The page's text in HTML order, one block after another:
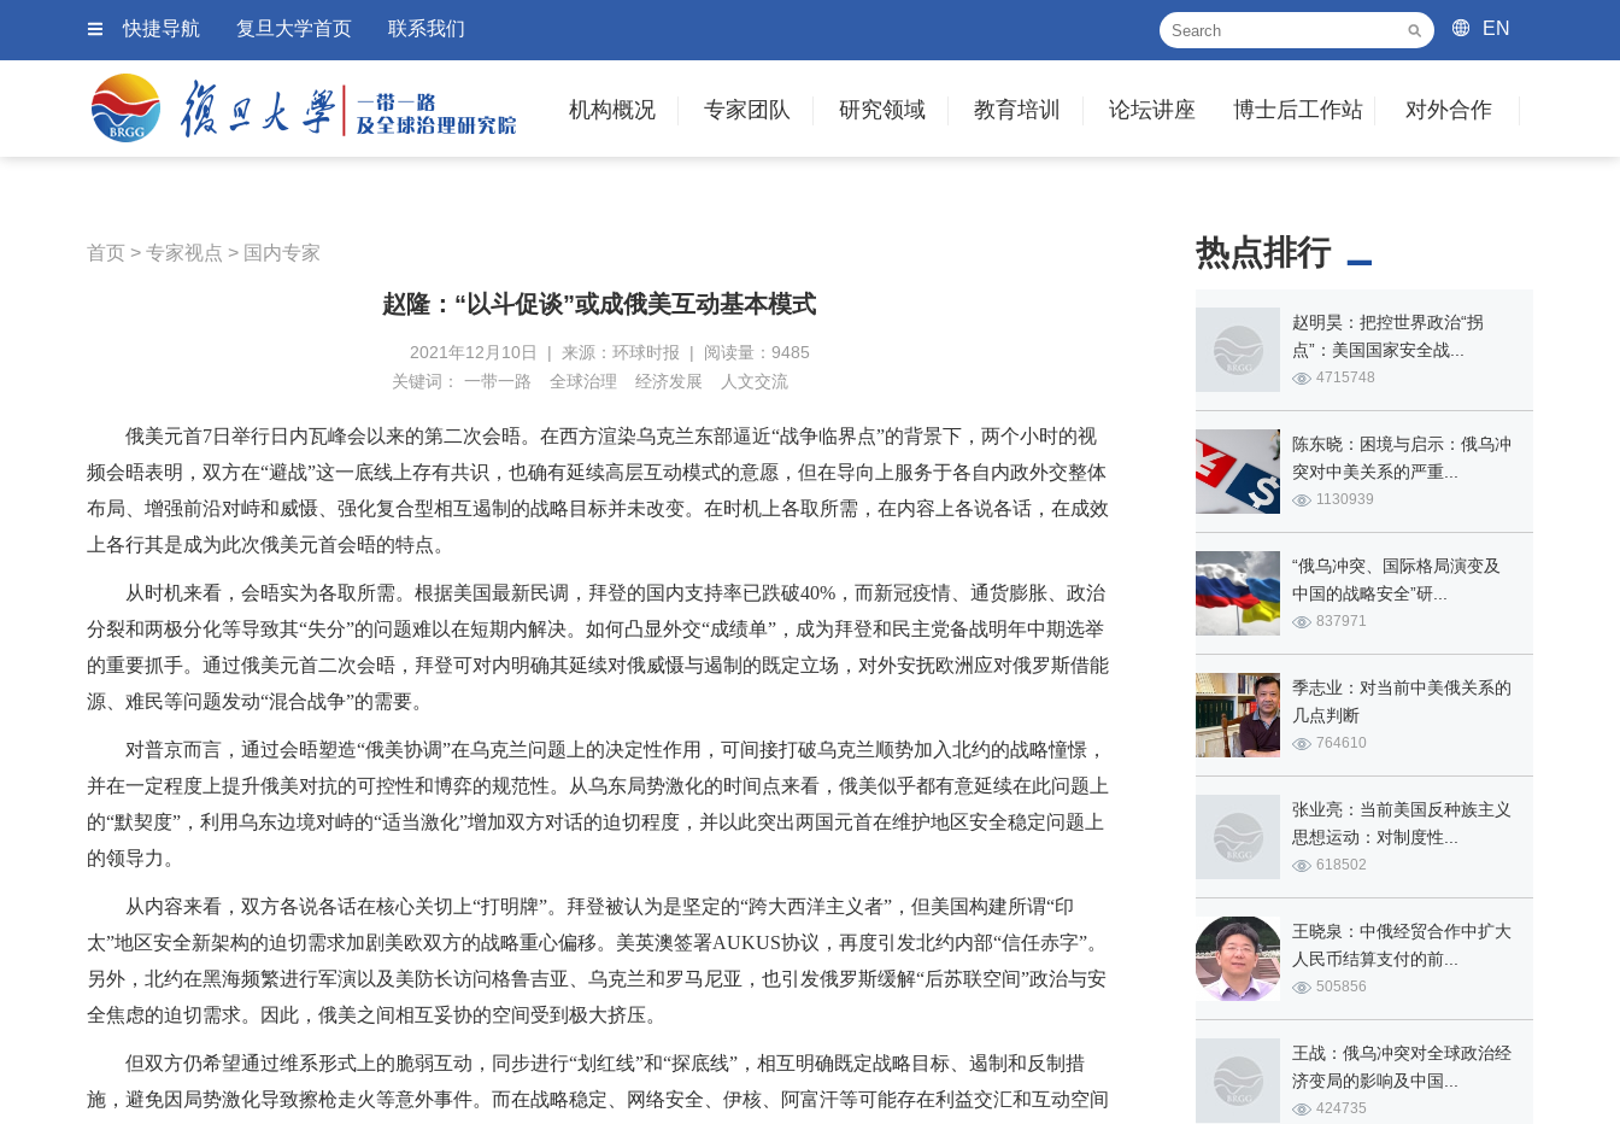
快捷导航 复旦大学首页 联系我们 EN
机构概况 专家团队 研究领域 教育培训 论坛讲座 博士后工作站 对外合作
首页 > 专家视点 > 国内专家
赵隆：“以斗促谈”或成俄美互动基本模式
2021年12月10日 | 来源：环球时报 | 阅读量：9485
关键词： 一带一路 全球治理 经济发展 人文交流
俄美元首7日举行日内瓦峰会以来的第二次会晤。在西方渲染乌克兰东部逼近“战争临界点”的背景下，两个小时的视
频会晤表明，双方在“避战”这一底线上存有共识，也确有延续高层互动模式的意愿，但在导向上服务于各自内政外交整体
布局、增强前沿对峙和威慑、强化复合型相互遏制的战略目标并未改变。在时机上各取所需，在内容上各说各话，在成效
上各行其是成为此次俄美元首会晤的特点。
从时机来看，会晤实为各取所需。根据美国最新民调，拜登的国内支持率已跌破40%，而新冠疫情、通货膨胀、政治
分裂和两极分化等导致其“失分”的问题难以在短期内解决。如何凸显外交“成绩单”，成为拜登和民主党备战明年中期选举
的重要抓手。通过俄美元首二次会晤，拜登可对内明确其延续对俄威慑与遏制的既定立场，对外安抚欧洲应对俄罗斯借能
源、难民等问题发动“混合战争”的需要。
对普京而言，通过会晤塑造“俄美协调”在乌克兰问题上的决定性作用，可间接打破乌克兰顺势加入北约的战略憧憬，
并在一定程度上提升俄美对抗的可控性和博弈的规范性。从乌东局势激化的时间点来看，俄美似乎都有意延续在此问题上
的“默契度”，利用乌东边境对峙的“适当激化”增加双方对话的迫切程度，并以此突出两国元首在维护地区安全稳定问题上
的领导力。
从内容来看，双方各说各话在核心关切上“打明牌”。拜登被认为是坚定的“跨大西洋主义者”，但美国构建所谓“印
太”地区安全新架构的迫切需求加剧美欧双方的战略重心偏移。美英澳签署AUKUS协议，再度引发北约内部“信任赤字”。
另外，北约在黑海频繁进行军演以及美防长访问格鲁吉亚、乌克兰和罗马尼亚，也引发俄罗斯缓解“后苏联空间”政治与安
全焦虑的迫切需求。因此，俄美之间相互妥协的空间受到极大挤压。
但双方仍希望通过维系形式上的脆弱互动，同步进行“划红线”和“探底线”，相互明确既定战略目标、遏制和反制措
施，避免因局势激化导致擦枪走火等意外事件。而在战略稳定、网络安全、伊核、阿富汗等可能存在利益交汇和互动空间
热点排行
赵明昊：把控世界政治“拐
点”：美国国家安全战...
4715748
陈东晓：困境与启示：俄乌冲
突对中美关系的严重...
1130939
“俄乌冲突、国际格局演变及
中国的战略安全”研...
837971
季志业：对当前中美俄关系的
几点判断
764610
张业亮：当前美国反种族主义
思想运动：对制度性...
618502
王晓泉：中俄经贸合作中扩大
人民币结算支付的前...
505856
王战：俄乌冲突对全球政治经
济变局的影响及中国...
424735